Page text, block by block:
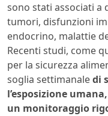
sono stati associati a
tumori, disfunzioni
endocrino, malattie
Recenti studi, come
per la sicurezza
soglia settimanaledi
l’esposizione
un monitoraggio